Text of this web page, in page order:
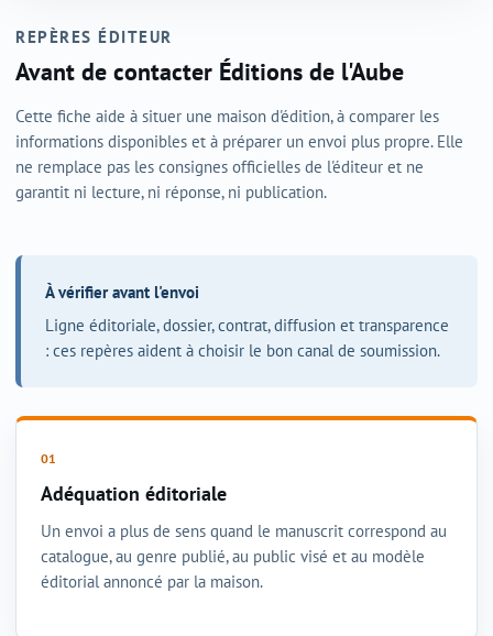
REPÈRES ÉDITEUR
Avant de contacter Éditions de l'Aube
Cette fiche aide à situer une maison d'édition, à comparer les
informations disponibles et à préparer un envoi plus propre. Elle
ne remplace pas les consignes officielles de l'éditeur et ne
garantit ni lecture, ni réponse, ni publication.
À vérifier avant l'envoi
Ligne éditoriale, dossier, contrat, diffusion et transparence
: ces repères aident à choisir le bon canal de soumission.
Adéquation éditoriale
Un envoi a plus de sens quand le manuscrit correspond au
catalogue, au genre publié, au public visé et au modèle
éditorial annoncé par la maison.